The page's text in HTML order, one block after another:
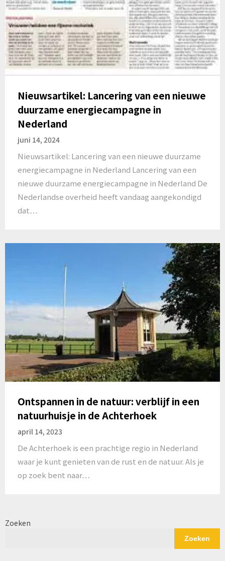
Nieuwsartikel: Lancering van een nieuwe
duurzame energiecampagne in
Nederland
juni 14, 2024
Nieuwsartikel: Lancering van een nieuwe duurzame
energiecampagne in Nederland Lancering van een
nieuwe duurzame energiecampagne in Nederland De
Nederlandse overheid heeft vandaag aangekondigd
dat…
Ontspannen in de natuur: verblijf in een
natuurhuisje in de Achterhoek
april 14, 2023
De Achterhoek is een prachtige regio in Nederland
waar je kunt genieten van de rust en de natuur. Als je
op zoek bent naar…
Zoeken
Zoeken